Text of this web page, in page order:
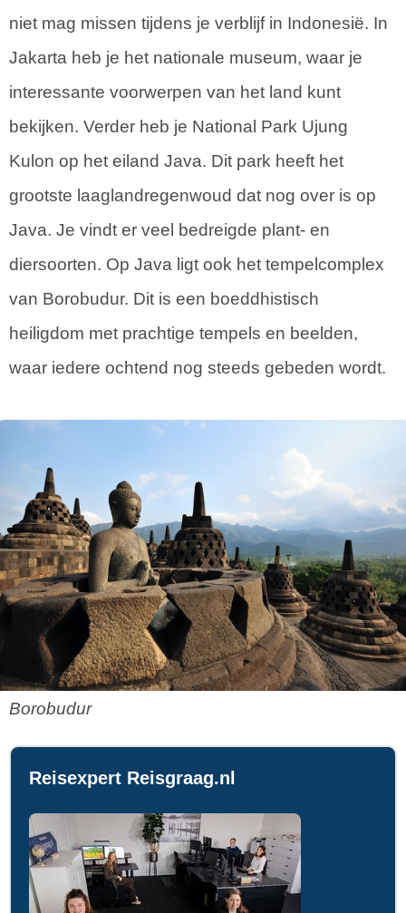
niet mag missen tijdens je verblijf in Indonesië. In
Jakarta heb je het nationale museum, waar je
interessante voorwerpen van het land kunt
bekijken. Verder heb je National Park Ujung
Kulon op het eiland Java. Dit park heeft het
grootste laaglandregenwoud dat nog over is op
Java. Je vindt er veel bedreigde plant- en
diersoorten. Op Java ligt ook het tempelcomplex
van Borobudur. Dit is een boeddhistisch
heiligdom met prachtige tempels en beelden,
waar iedere ochtend nog steeds gebeden wordt.
Borobudur
Reisexpert Reisgraag.nl